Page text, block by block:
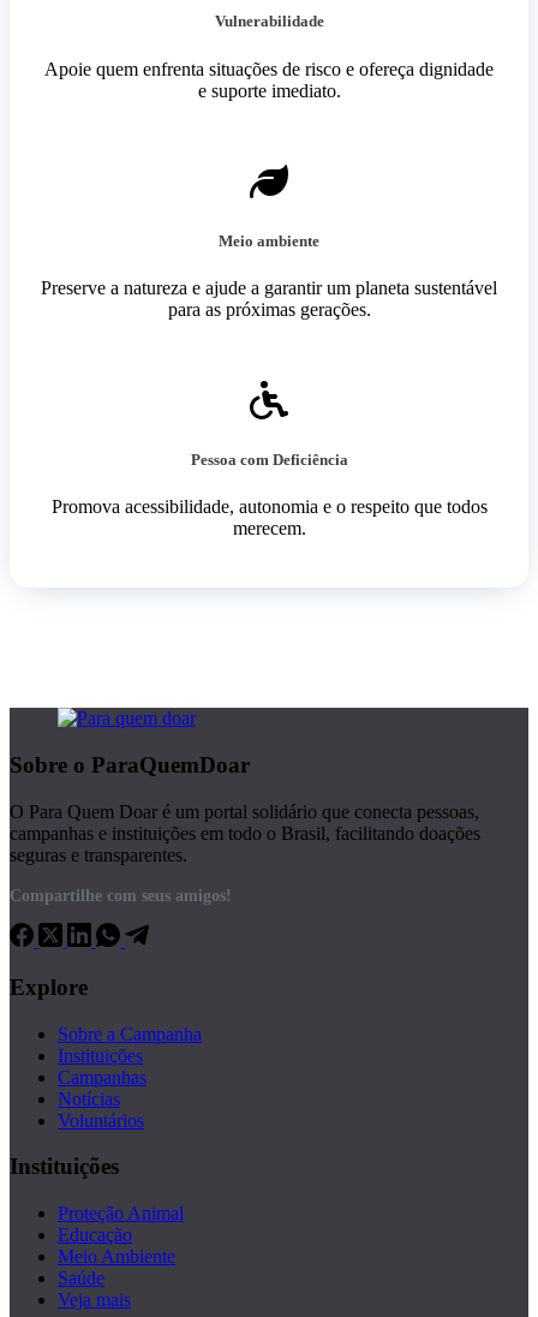
Vulnerabilidade
Apoie quem enfrenta situações de risco e ofereça dignidade
e suporte imediato.
Meio ambiente
Preserve a natureza e ajude a garantir um planeta sustentável
para as próximas gerações.
Pessoa com Deficiência
Promova acessibilidade, autonomia e o respeito que todos
merecem.
Sobre o ParaQuemDoar
O Para Quem Doar é um portal solidário que conecta pessoas,
campanhas e instituições em todo o Brasil, facilitando doações
seguras e transparentes.
Compartilhe com seus amigos!
Explore
Sobre a Campanha
Instituições
Campanhas
Notícias
Voluntários
Instituições
Proteção Animal
Educação
Meio Ambiente
Saúde
Veja mais